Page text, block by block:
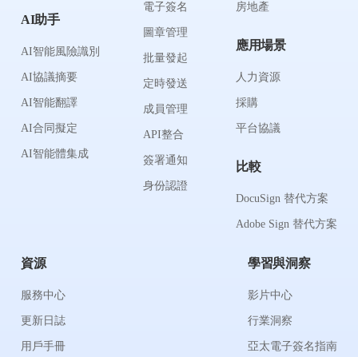
AI助手
AI智能風險識別
AI協議摘要
AI智能翻譯
AI合同擬定
AI智能體集成
電子簽名
圖章管理
批量發起
定時發送
成員管理
API整合
簽署通知
身份認證
房地產
應用場景
人力資源
採購
平台協議
比較
DocuSign 替代方案
Adobe Sign 替代方案
資源
服務中心
更新日誌
用戶手冊
學習與洞察
影片中心
行業洞察
亞太電子簽名指南